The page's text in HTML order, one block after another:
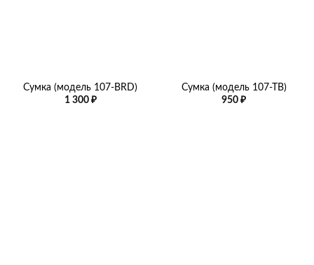
Сумка (модель 107-BRD)
1 300 ₽
Сумка (модель 107-ТВ)
950 ₽